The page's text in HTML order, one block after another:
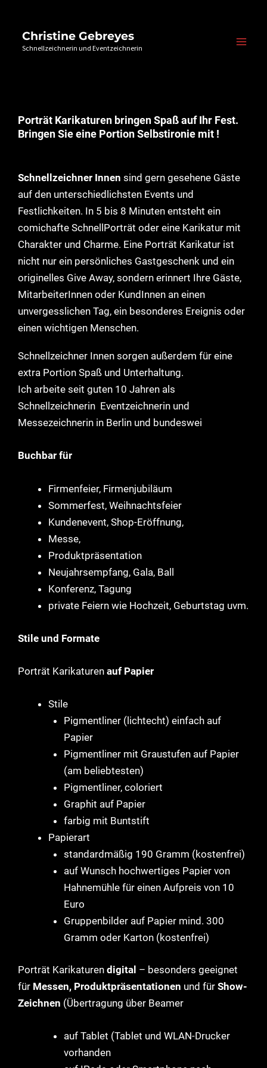
Christine Gebreyes
Schnellzeichnerin und Eventzeichnerin
Porträt Karikaturen bringen Spaß auf Ihr Fest.
Bringen Sie eine Portion Selbstironie mit !
Schnellzeichner Innen sind gern gesehene Gäste
auf den unterschiedlichsten Events und
Festlichkeiten. In 5 bis 8 Minuten entsteht ein
comichafte SchnellPorträt oder eine Karikatur mit
Charakter und Charme. Eine Porträt Karikatur ist
nicht nur ein persönliches Gastgeschenk und ein
originelles Give Away, sondern erinnert Ihre Gäste,
MitarbeiterInnen oder KundInnen an einen
unvergesslichen Tag, ein besonderes Ereignis oder
einen wichtigen Menschen.
Schnellzeichner Innen sorgen außerdem für eine
extra Portion Spaß und Unterhaltung.
Ich arbeite seit guten 10 Jahren als
Schnellzeichnerin Eventzeichnerin und
Messezeichnerin in Berlin und bundeswei
Buchbar für
Firmenfeier, Firmenjubiläum
Sommerfest, Weihnachtsfeier
Kundenevent, Shop-Eröffnung,
Messe,
Produktpräsentation
Neujahrsempfang, Gala, Ball
Konferenz, Tagung
private Feiern wie Hochzeit, Geburtstag uvm.
Stile und Formate
Porträt Karikaturen auf Papier
Stile
Pigmentliner (lichtecht) einfach auf
Papier
Pigmentliner mit Graustufen auf Papier
(am beliebtesten)
Pigmentliner, coloriert
Graphit auf Papier
farbig mit Buntstift
Papierart
standardmäßig 190 Gramm (kostenfrei)
auf Wunsch hochwertiges Papier von
Hahnemühle für einen Aufpreis von 10
Euro
Gruppenbilder auf Papier mind. 300
Gramm oder Karton (kostenfrei)
Porträt Karikaturen digital – besonders geeignet
für Messen, Produktpräsentationen und für Show-
Zeichnen (Übertragung über Beamer
auf Tablet (Tablet und WLAN-Drucker
vorhanden